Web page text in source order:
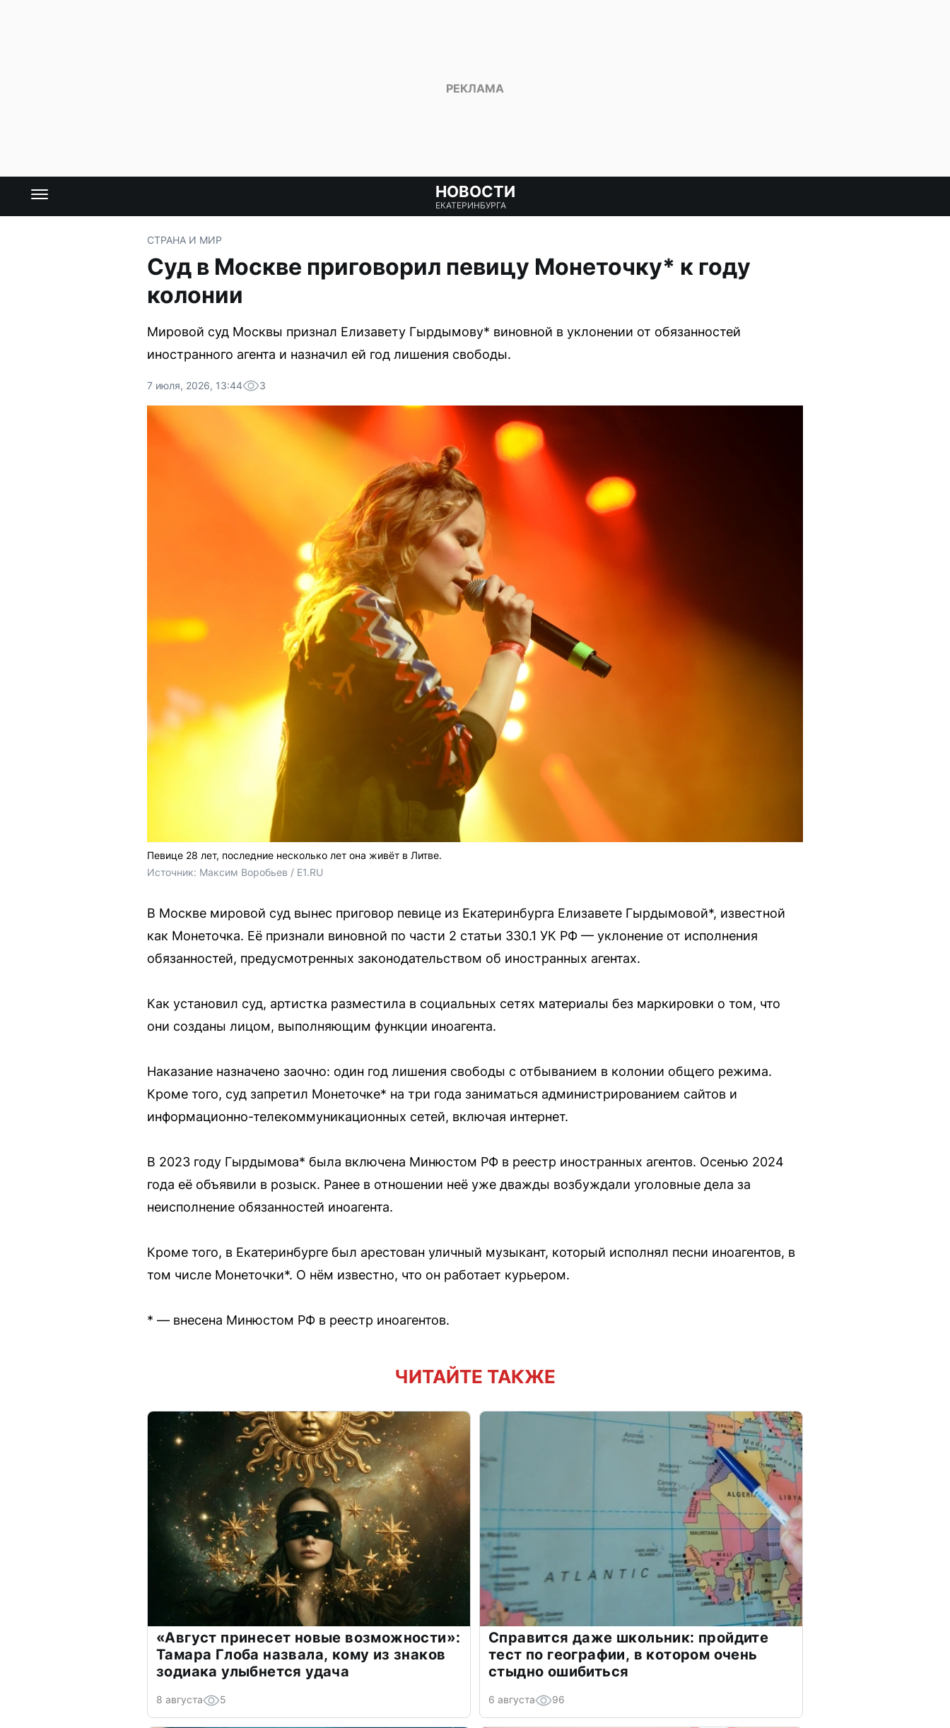
НОВОСТИ
ЕКАТЕРИНБУРГА
СТРАНА И МИР
Суд в Москве приговорил певицу Монеточку* к году
колонии
Мировой суд Москвы признал Елизавету Гырдымову* виновной в уклонении от обязанностей
иностранного агента и назначил ей год лишения свободы.
7 июля, 2026, 13:44 3
Певице 28 лет, последние несколько лет она живёт в Литве.
Источник: Максим Воробьев / E1.RU
В Москве мировой суд вынес приговор певице из Екатеринбурга Елизавете Гырдымовой*, известной
как Монеточка. Её признали виновной по части 2 статьи 330.1 УК РФ — уклонение от исполнения
обязанностей, предусмотренных законодательством об иностранных агентах.
Как установил суд, артистка разместила в социальных сетях материалы без маркировки о том, что
они созданы лицом, выполняющим функции иноагента.
Наказание назначено заочно: один год лишения свободы с отбыванием в колонии общего режима.
Кроме того, суд запретил Монеточке* на три года заниматься администрированием сайтов и
информационно-телекоммуникационных сетей, включая интернет.
В 2023 году Гырдымова* была включена Минюстом РФ в реестр иностранных агентов. Осенью 2024
года её объявили в розыск. Ранее в отношении неё уже дважды возбуждали уголовные дела за
неисполнение обязанностей иноагента.
Кроме того, в Екатеринбурге был арестован уличный музыкант, который исполнял песни иноагентов, в
том числе Монеточки*. О нём известно, что он работает курьером.
* — внесена Минюстом РФ в реестр иноагентов.
ЧИТАЙТЕ ТАКЖЕ
«Август принесет новые возможности»:
Тамара Глоба назвала, кому из знаков
зодиака улыбнется удача
8 августа 5
Справится даже школьник: пройдите
тест по географии, в котором очень
стыдно ошибиться
6 августа 96